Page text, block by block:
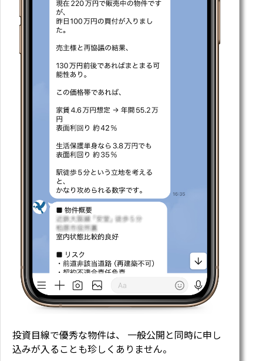
投資目線で優秀な物件は、 一般公開と同時に申し
込みが入ることも珍しくありません。